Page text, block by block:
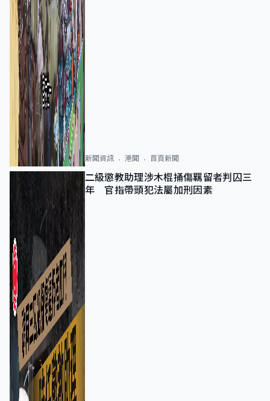
新聞資訊 港聞 首頁新聞
二級懲教助理涉木棍捅傷羈留者判囚三
年 官指帶頭犯法屬加刑因素